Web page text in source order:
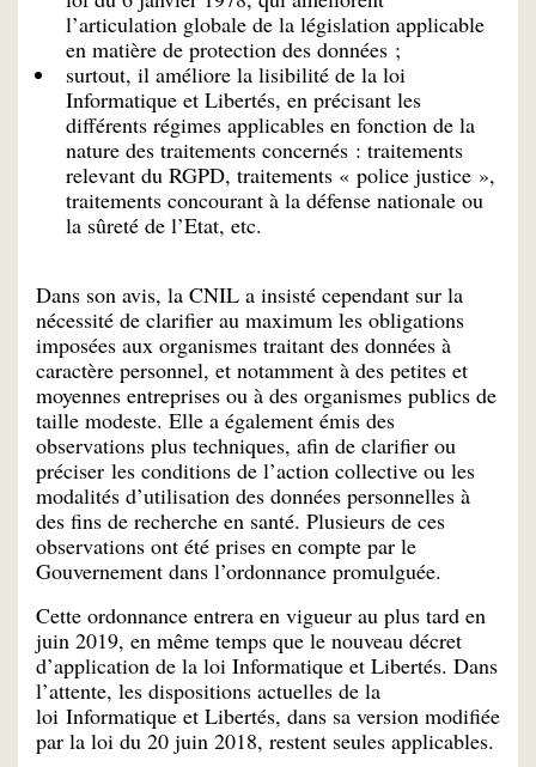
l’articulation globale de la législation applicable
en matière de protection des données ;
surtout, il améliore la lisibilité de la loi
Informatique et Libertés, en précisant les
différents régimes applicables en fonction de la
nature des traitements concernés : traitements
relevant du RGPD, traitements « police justice »,
traitements concourant à la défense nationale ou
la sûreté de l’Etat, etc.
Dans son avis, la CNIL a insisté cependant sur la
nécessité de clarifier au maximum les obligations
imposées aux organismes traitant des données à
caractère personnel, et notamment à des petites et
moyennes entreprises ou à des organismes publics de
taille modeste. Elle a également émis des
observations plus techniques, afin de clarifier ou
préciser les conditions de l’action collective ou les
modalités d’utilisation des données personnelles à
des fins de recherche en santé. Plusieurs de ces
observations ont été prises en compte par le
Gouvernement dans l’ordonnance promulguée.
Cette ordonnance entrera en vigueur au plus tard en
juin 2019, en même temps que le nouveau décret
d’application de la loi Informatique et Libertés. Dans
l’attente, les dispositions actuelles de la
loi Informatique et Libertés, dans sa version modifiée
par la loi du 20 juin 2018, restent seules applicables.